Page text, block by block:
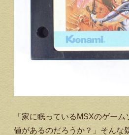
「家に眠っているMSXのゲー
値があるのだろうか？」そんな